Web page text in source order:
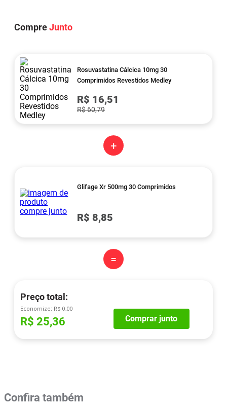
CompreJunto
Rosuvastatina Cálcica 10mg 30
Comprimidos Revestidos Medley
R$ 16,51
R$ 60,79
+
Glifage Xr 500mg 30 Comprimidos
R$ 8,85
=
Preço total:
Economize: R$ 0,00
R$ 25,36 Comprar junto
Confira também